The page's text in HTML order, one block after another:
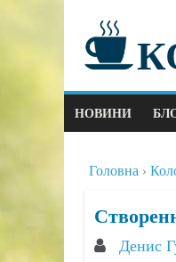
НОВИНИ
Головна
Денис